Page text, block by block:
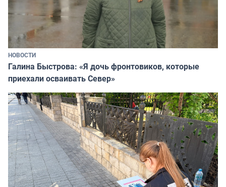
НОВОСТИ
Галина Быстрова: «Я дочь фронтовиков, которые
приехали осваивать Север»